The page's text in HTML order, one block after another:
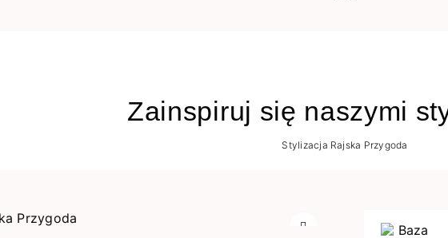
Zainspiruj się naszymi
Stylizacja Rajska Przygoda